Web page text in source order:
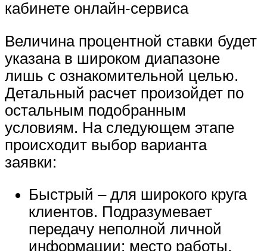
кабинете онлайн-сервиса
Величина процентной ставки будет
указана в широком диапазоне
лишь с ознакомительной целью.
Детальный расчет произойдет по
остальным подобранным
условиям. На следующем этапе
происходит выбор варианта
заявки:
Быстрый – для широкого круга
клиентов. Подразумевает
передачу неполной личной
информации: место работы,